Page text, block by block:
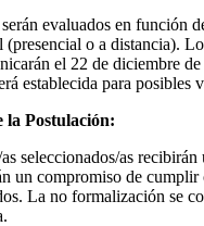
evaluados en función
(presencial o a distancia).
el 22 de diciembre
establecida para posibles
la Postulación:
seleccionados/as
un compromiso de cumplir
La no formalización se